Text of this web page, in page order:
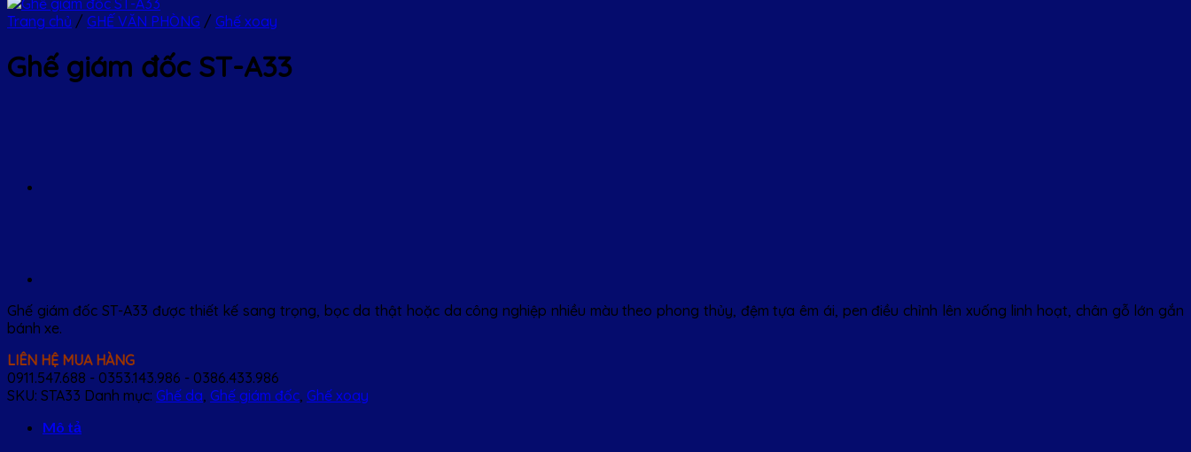
Trang chủ / GHẾ VĂN PHÒNG / Ghế xoay
Ghế giám đốc ST-A33
Ghế giám đốc ST-A33 được thiết kế sang trọng, bọc da thật hoặc da công nghiệp nhiều màu theo phong thủy, đệm tựa êm ái, pen điều chỉnh lên xuống linh hoạt, chân gỗ lớn gắn
bánh xe.
LIÊN HỆ MUA HÀNG
0911.547.688 - 0353.143.986 - 0386.433.986
SKU: STA33 Danh mục: Ghế da Ghế giám đốc Ghế xoay
Mô tả